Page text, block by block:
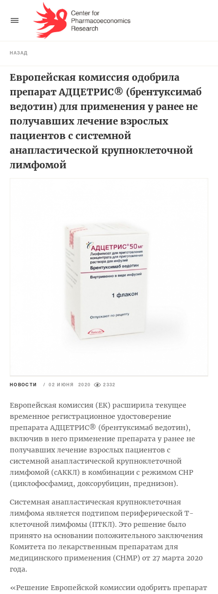
НАЗАД
Европейская комиссия одобрила
препарат АДЦЕТРИС® (брентуксимаб
ведотин) для применения у ранее не
получавших лечение взрослых
пациентов с системной
анапластической крупноклеточной
лимфомой
НОВОСТИ / 02 ИЮНЯ 2020 2332
Европейская комиссия (ЕК) расширила текущее
временное регистрационное удостоверение
препарата АДЦЕТРИС® (брентуксимаб ведотин),
включив в него применение препарата у ранее не
получавших лечение взрослых пациентов с
системной анапластической крупноклеточной
лимфомой (сАККЛ) в комбинации с режимом CHP
(циклофосфамид, доксорубицин, преднизон).
Системная анапластическая крупноклеточная
лимфома является подтипом периферической Т-
клеточной лимфомы (ПТКЛ). Это решение было
принято на основании положительного заключения
Комитета по лекарственным препаратам для
медицинского применения (CHMP) от 27 марта 2020
года.
«Решение Европейской комиссии одобрить препарат